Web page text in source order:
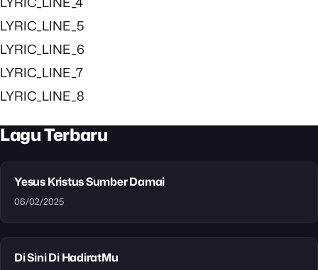
LYRIC_LINE_5
LYRIC_LINE_6
LYRIC_LINE_7
LYRIC_LINE_8
Lagu Terbaru
Yesus Kristus Sumber Damai
06/02/2025
Di Sini Di HadiratMu